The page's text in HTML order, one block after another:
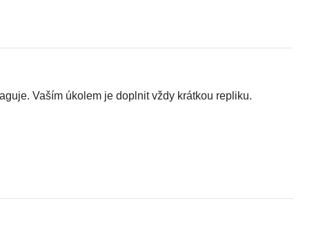
Vaším úkolem je doplnit vždy krátkou repliku.